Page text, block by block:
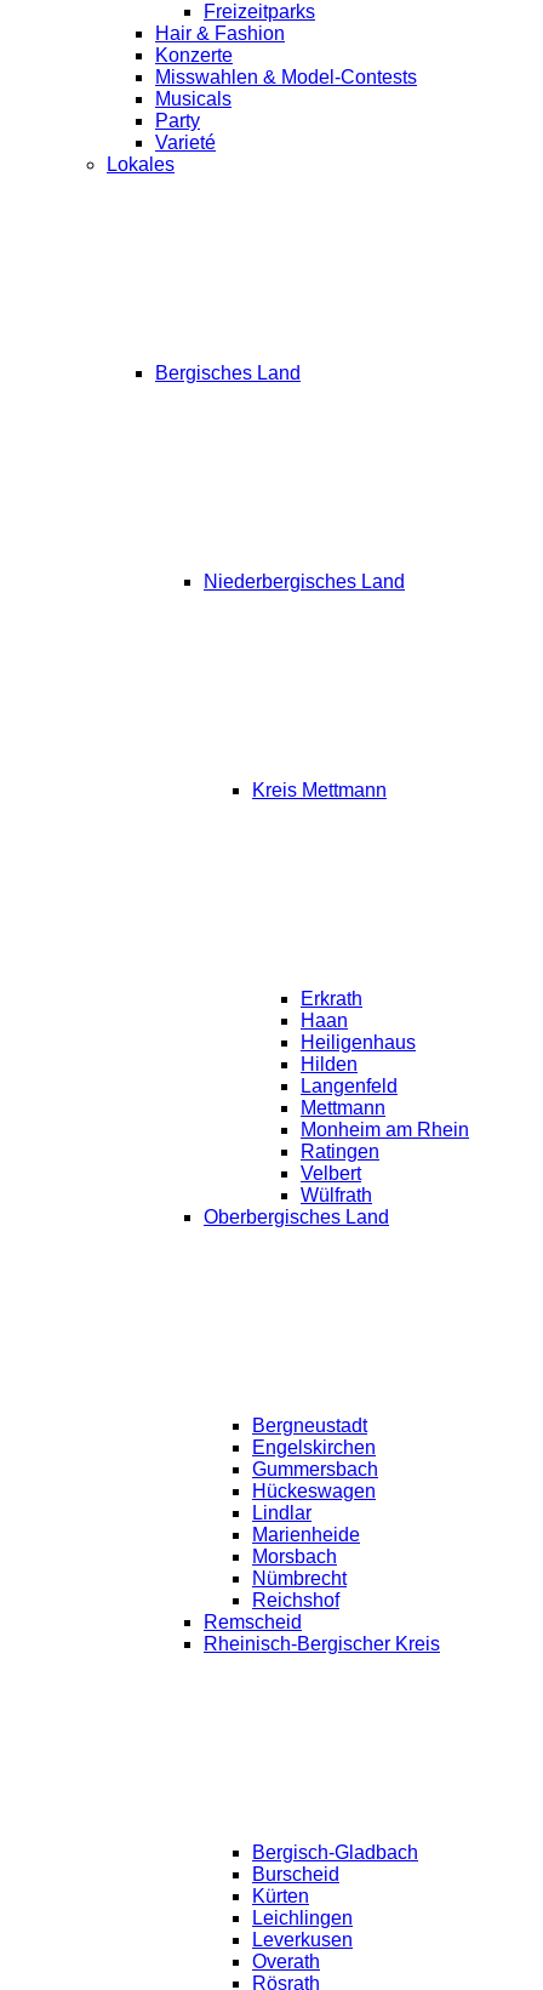
Freizeitparks
Hair & Fashion
Konzerte
Misswahlen & Model-Contests
Musicals
Party
Varieté
Lokales
Bergisches Land
Niederbergisches Land
Kreis Mettmann
Erkrath
Haan
Heiligenhaus
Hilden
Langenfeld
Mettmann
Monheim am Rhein
Ratingen
Velbert
Wülfrath
Oberbergisches Land
Bergneustadt
Engelskirchen
Gummersbach
Hückeswagen
Lindlar
Marienheide
Morsbach
Nümbrecht
Reichshof
Remscheid
Rheinisch-Bergischer Kreis
Bergisch-Gladbach
Burscheid
Kürten
Leichlingen
Leverkusen
Overath
Rösrath